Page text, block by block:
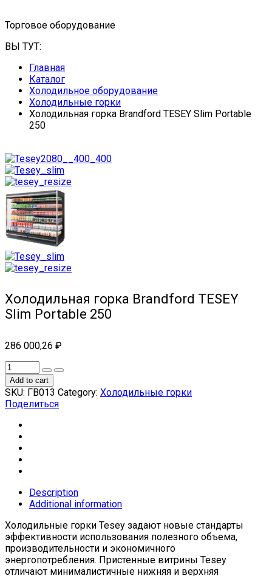
Торговое оборудование
ВЫ ТУТ:
Главная
Каталог
Холодильное оборудование
Холодильные горки
Холодильная горка Brandford TESEY Slim Portable
250
Холодильная горка Brandford TESEY
Slim Portable 250
286 000,26 ₽
Add to cart
SKU: ГВ013 Category: Холодильные горки
Поделиться
Description
Additional information
Холодильные горки Tesey задают новые стандарты
эффективности использования полезного объема,
производительности и экономичного
энергопотребления. Пристенные витрины Tesey
отличают минималистичные нижняя и верхняя